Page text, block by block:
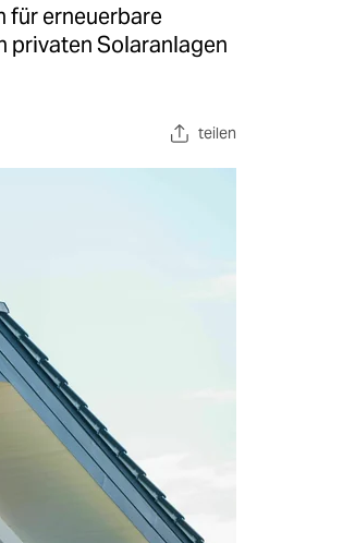
für erneuerbare
privaten Solaranlagen
teilen